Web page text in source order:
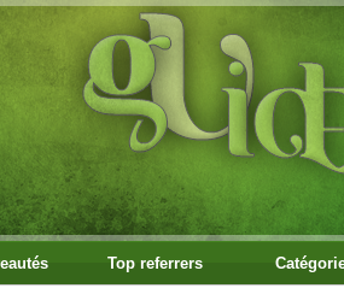
Top referrers